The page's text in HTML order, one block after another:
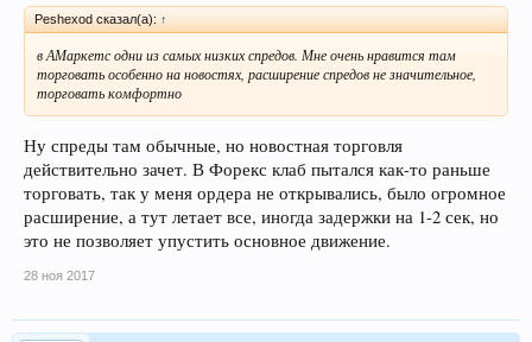
Peshexod сказал(а): ↑
в АМаркетс одни из самых низких спредов. Мне очень нравится там
торговать особенно на новостях, расширение спредов не значительное,
торговать комфортно
Ну спреды там обычные, но новостная торговля
действительно зачет. В Форекс клаб пытался как-то раньше
торговать, так у меня ордера не открывались, было огромное
расширение, а тут летает все, иногда задержки на 1-2 сек, но
это не позволяет упустить основное движение.
28 ноя 2017